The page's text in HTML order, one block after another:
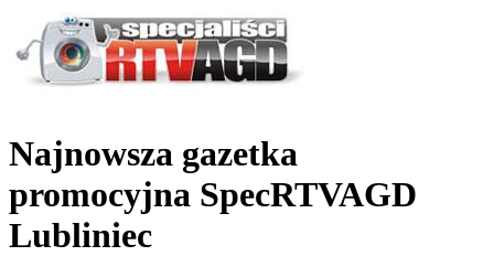
Najnowsza gazetka
promocyjna SpecRTVAGD
Lubliniec